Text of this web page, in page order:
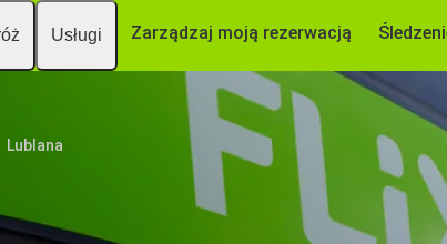
Usługi Zarządzaj moją rezerwacją
Lublana